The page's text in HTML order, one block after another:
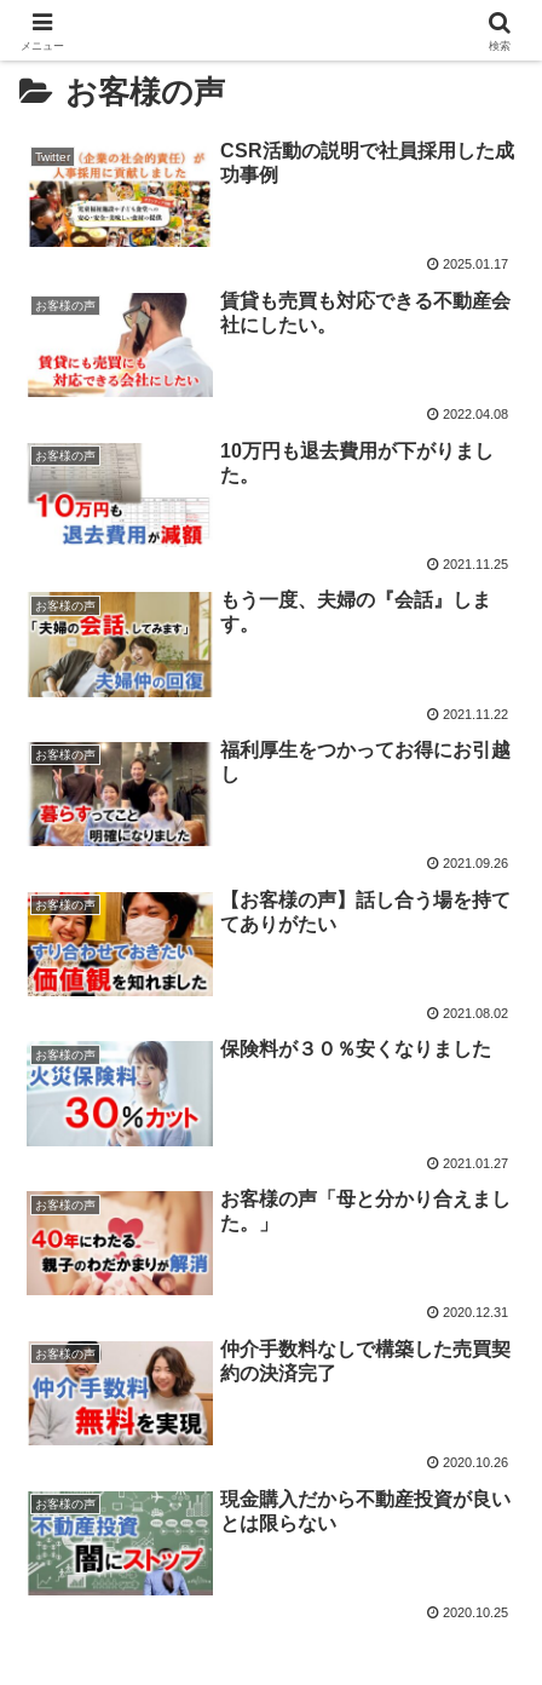
お客様の声
Twitter
CSR活動の説明で社員採用した成
功事例
2025.01.17
お客様の声
賃貸も売買も対応できる不動産会
社にしたい。
2022.04.08
お客様の声
10万円も退去費用が下がりまし
た。
2021.11.25
お客様の声
もう一度、夫婦の『会話』しま
す。
2021.11.22
お客様の声
福利厚生をつかってお得にお引越
し
2021.09.26
お客様の声
【お客様の声】話し合う場を持て
てありがたい
2021.08.02
お客様の声 保険料が３０％安くなりました
2021.01.27
お客様の声
お客様の声「母と分かり合えまし
た。」
2020.12.31
お客様の声
仲介手数料なしで構築した売買契
約の決済完了
2020.10.26
お客様の声
現金購入だから不動産投資が良い
とは限らない
2020.10.25
メニュー 検索